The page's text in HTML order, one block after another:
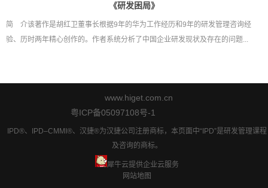
《研发困局》
简 介该著作是胡红卫董事长根据9年的华为工作经历和9年的研发管理咨询经
验、历时两年精心创作的。作者系统分析了中国企业研发现状及存在的问题...
www.higet.com.cn
粤ICP备05097108号-1
IPD®、IPD–CMMI®、汉捷®为汉捷公司注册商标，本页面中“IPD”是研发管理课程
及咨询的商标。
犀牛云提供企业云服务
网站地图